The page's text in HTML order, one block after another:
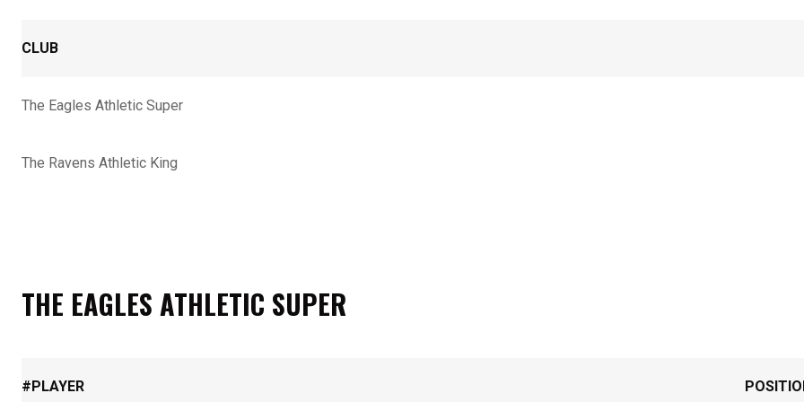
CLUB
The Eagles Athletic Super
The Ravens Athletic King
THE EAGLES ATHLETIC SUPER
#PLAYER